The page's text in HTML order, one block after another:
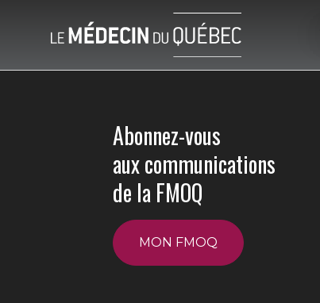
Abonnez-vous
aux communications
de la FMOQ
MON FMOQ